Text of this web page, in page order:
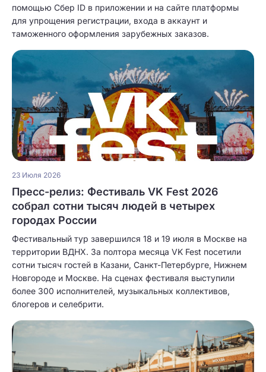
помощью Сбер ID в приложении и на сайте платформы
для упрощения регистрации, входа в аккаунт и
таможенного оформления зарубежных заказов.
23 Июля 2026
Пресс-релиз: Фестиваль VK Fest 2026
собрал сотни тысяч людей в четырех
городах России
Фестивальный тур завершился 18 и 19 июля в Москве на
территории ВДНХ. За полтора месяца VK Fest посетили
сотни тысяч гостей в Казани, Санкт-Петербурге, Нижнем
Новгороде и Москве. На сценах фестиваля выступили
более 300 исполнителей, музыкальных коллективов,
блогеров и селебрити.